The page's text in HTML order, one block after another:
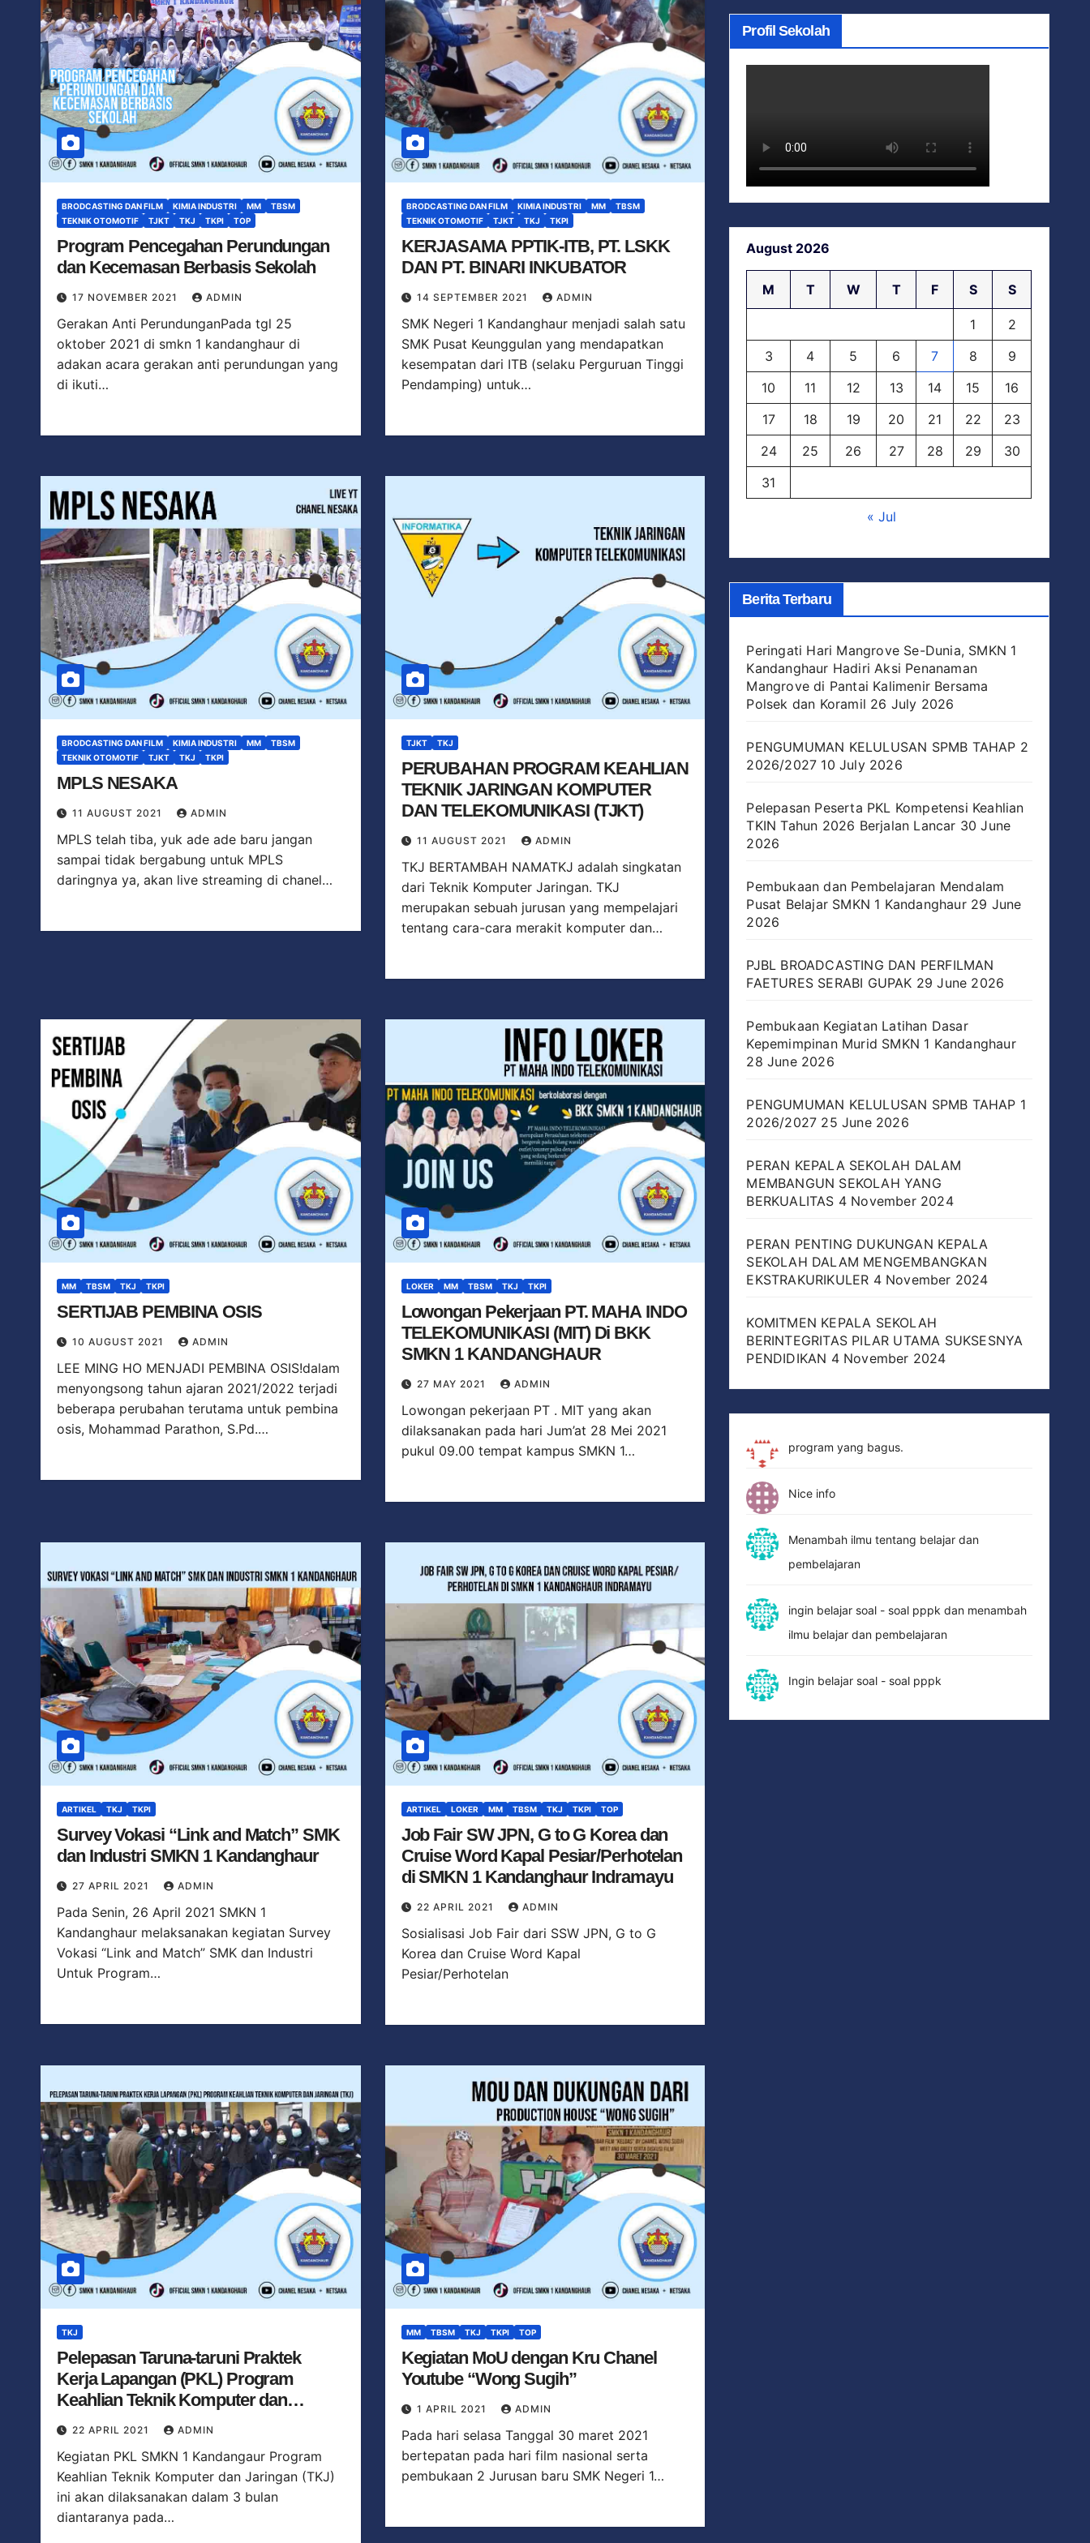
BRODCASTING DAN FILM KIMIA INDUSTRI MM
TBSM
TEKNIK OTOMOTIF
TJKT TKJ TKPI TOP
Program Pencegahan Perundungan
dan Kecemasan Berbasis Sekolah
17 NOVEMBER 2021 ADMIN
Gerakan Anti PerundunganPada tgl 25
oktober 2021 di smkn 1 kandanghaur di
adakan acara gerakan anti perundungan yang
di ikuti…
BRODCASTING DAN FILM KIMIA INDUSTRI MM
TBSM
TEKNIK OTOMOTIF
TJKT TKJ TKPI
KERJASAMA PPTIK-ITB, PT. LSKK
DAN PT. BINARI INKUBATOR
14 SEPTEMBER 2021 ADMIN
SMK Negeri 1 Kandanghaur menjadi salah satu
SMK Pusat Keunggulan yang mendapatkan
kesempatan dari ITB (selaku Perguruan Tinggi
Pendamping) untuk…
BRODCASTING DAN FILM KIMIA INDUSTRI MM
TBSM
TEKNIK OTOMOTIF
TJKT TKJ TKPI
MPLS NESAKA
11 AUGUST 2021 ADMIN
MPLS telah tiba, yuk ade ade baru jangan
sampai tidak bergabung untuk MPLS
daringnya ya, akan live streaming di chanel…
TJKT TKJ
PERUBAHAN PROGRAM KEAHLIAN
TEKNIK JARINGAN KOMPUTER
DAN TELEKOMUNIKASI (TJKT)
11 AUGUST 2021 ADMIN
TKJ BERTAMBAH NAMATKJ adalah singkatan
dari Teknik Komputer Jaringan. TKJ
merupakan sebuah jurusan yang mempelajari
tentang cara-cara merakit komputer dan…
MM TBSM TKJ TKPI
SERTIJAB PEMBINA OSIS
10 AUGUST 2021 ADMIN
LEE MING HO MENJADI PEMBINA OSIS!dalam
menyongsong tahun ajaran 2021/2022 terjadi
beberapa perubahan terutama untuk pembina
osis, Mohammad Parathon, S.Pd.…
LOKER MM TBSM TKJ TKPI
Lowongan Pekerjaan PT. MAHA INDO
TELEKOMUNIKASI (MIT) Di BKK
SMKN 1 KANDANGHAUR
27 MAY 2021 ADMIN
Lowongan pekerjaan PT . MIT yang akan
dilaksanakan pada hari Jum’at 28 Mei 2021
pukul 09.00 tempat kampus SMKN 1…
ARTIKEL TKJ TKPI
Survey Vokasi “Link and Match” SMK
dan Industri SMKN 1 Kandanghaur
27 APRIL 2021 ADMIN
Pada Senin, 26 April 2021 SMKN 1
Kandanghaur melaksanakan kegiatan Survey
Vokasi “Link and Match” SMK dan Industri
Untuk Program…
ARTIKEL LOKER MM TBSM TKJ TKPI TOP
Job Fair SW JPN, G to G Korea dan
Cruise Word Kapal Pesiar/Perhotelan
di SMKN 1 Kandanghaur Indramayu
22 APRIL 2021 ADMIN
Sosialisasi Job Fair dari SSW JPN, G to G
Korea dan Cruise Word Kapal
Pesiar/Perhotelan
TKJ
Pelepasan Taruna-taruni Praktek
Kerja Lapangan (PKL) Program
Keahlian Teknik Komputer dan
Jaringan (TKJ)
22 APRIL 2021 ADMIN
Kegiatan PKL SMKN 1 Kandangaur Program
Keahlian Teknik Komputer dan Jaringan (TKJ)
ini akan dilaksanakan dalam 3 bulan
diantaranya pada…
MM TBSM TKJ TKPI TOP
Kegiatan MoU dengan Kru Chanel
Youtube “Wong Sugih”
1 APRIL 2021 ADMIN
Pada hari selasa Tanggal 30 maret 2021
bertepatan pada hari film nasional serta
pembukaan 2 Jurusan baru SMK Negeri 1…
Profil Sekolah
August 2026
M T W T F S S
1
2
3
4 5 6 7 8
9
10
11 12 13 14 15
16
17
18 19 20 21 22
23
24
25 26 27 28 29
30
31
« Jul
Berita Terbaru
Peringati Hari Mangrove Se-Dunia, SMKN 1
Kandanghaur Hadiri Aksi Penanaman
Mangrove di Pantai Kalimenir Bersama
Polsek dan Koramil 26 July 2026
PENGUMUMAN KELULUSAN SPMB TAHAP 2
2026/2027 10 July 2026
Pelepasan Peserta PKL Kompetensi Keahlian
TKIN Tahun 2026 Berjalan Lancar 30 June
2026
Pembukaan dan Pembelajaran Mendalam
Pusat Belajar SMKN 1 Kandanghaur 29 June
2026
PJBL BROADCASTING DAN PERFILMAN
FAETURES SERABI GUPAK 29 June 2026
Pembukaan Kegiatan Latihan Dasar
Kepemimpinan Murid SMKN 1 Kandanghaur
28 June 2026
PENGUMUMAN KELULUSAN SPMB TAHAP 1
2026/2027 25 June 2026
PERAN KEPALA SEKOLAH DALAM
MEMBANGUN SEKOLAH YANG
BERKUALITAS 4 November 2024
PERAN PENTING DUKUNGAN KEPALA
SEKOLAH DALAM MENGEMBANGKAN
EKSTRAKURIKULER 4 November 2024
KOMITMEN KEPALA SEKOLAH
BERINTEGRITAS PILAR UTAMA SUKSESNYA
PENDIDIKAN 4 November 2024
program yang bagus.
Nice info
Menambah ilmu tentang belajar dan
pembelajaran
ingin belajar soal - soal pppk dan menambah
ilmu belajar dan pembelajaran
Ingin belajar soal - soal pppk